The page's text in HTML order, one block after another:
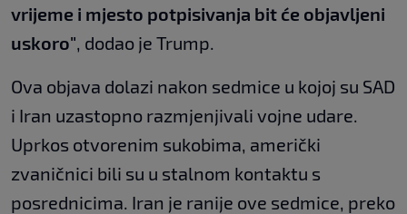
vrijeme i mjesto potpisivanja bit će objavljeni
uskoro", dodao je Trump.
Ova objava dolazi nakon sedmice u kojoj su SAD
i Iran uzastopno razmjenjivali vojne udare.
Uprkos otvorenim sukobima, američki
zvaničnici bili su u stalnom kontaktu s
posrednicima. Iran je ranije ove sedmice, preko